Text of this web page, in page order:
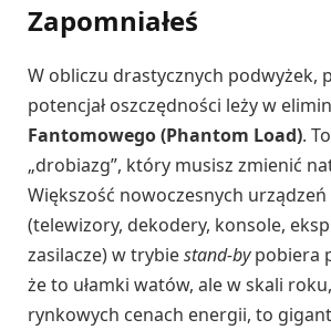
Zapomniałeś
W obliczu drastycznych podwyżek,
potencjał oszczędności leży w
Fantomowego (Phantom Load).
„drobiazg”, który musisz zmienić
Większość nowoczesnych urządzeń
(telewizory, dekodery, konsole,
zasilacze) w trybiestand-bypobiera
że to ułamki watów, ale w skali
rynkowych cenach energii, to